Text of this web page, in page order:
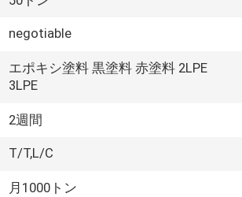
negotiable
エポキシ塗料 黒塗料 赤塗料 2LPE
3LPE
2週間
T/T,L/C
月1000トン